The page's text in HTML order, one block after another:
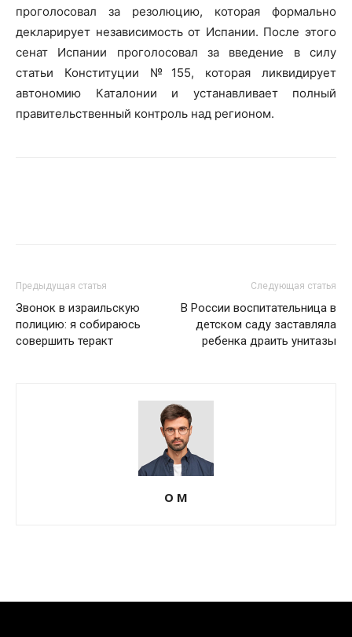
проголосовал за резолюцию, которая формально
декларирует независимость от Испании. После этого
сенат Испании проголосовал за введение в силу
статьи Конституции №155, которая ликвидирует
автономию Каталонии и устанавливает полный
правительственный контроль над регионом.
Предыдущая статья
Звонок в израильскую
полицию: я собираюсь
совершить теракт
Следующая статья
В России воспитательница в
детском саду заставляла
ребенка драить унитазы
О М